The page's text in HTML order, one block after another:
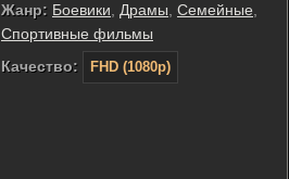
Жанр: Боевики Драмы Семейные
Спортивные фильмы
Качество:
FHD (1080p)